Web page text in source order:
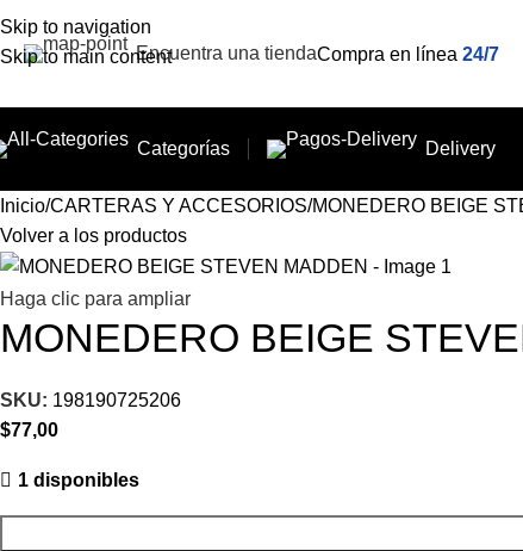
Skip to navigation
Skip to main contentEncuentra una tiendaCompra en línea 24/7
Categorías
Delivery
Inicio CARTERAS Y ACCESORIOS MONEDERO BEIGE
Volver a los productos
Haga clic para ampliar
MONEDERO BEIGE
SKU: 198190725206
$77,00
1 disponibles